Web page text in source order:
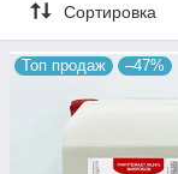
Сортировка
Топ продаж –47%